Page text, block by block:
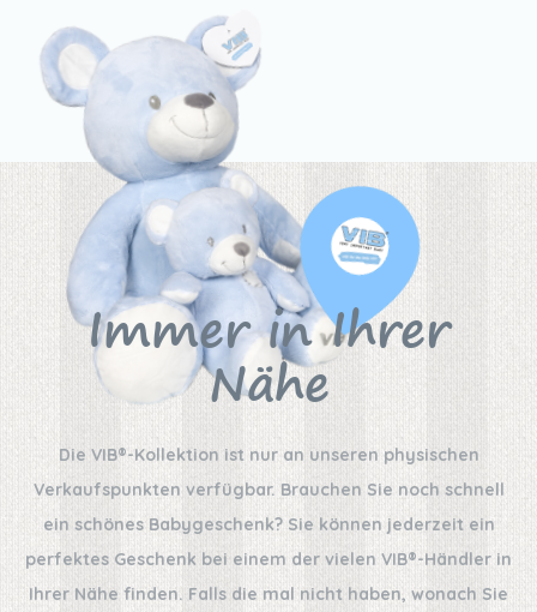
Immer in Ihrer
Nähe
Die VIB®-Kollektion ist nur an unseren physischen
Verkaufspunkten verfügbar. Brauchen Sie noch schnell
ein schönes Babygeschenk? Sie können jederzeit ein
perfektes Geschenk bei einem der vielen VIB®-Händler in
Ihrer Nähe finden. Falls die mal nicht haben, wonach Sie